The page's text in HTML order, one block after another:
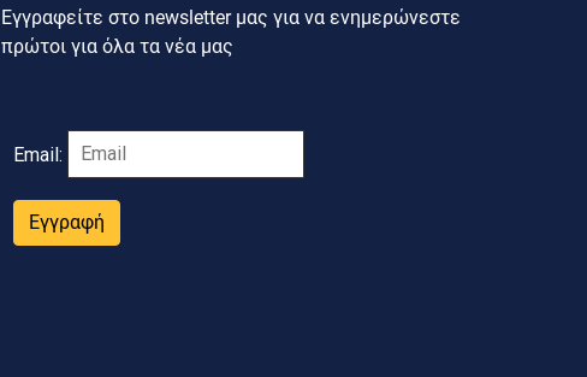
Εγγραφείτε στο newsletter μας για να ενημερώνεστε
πρώτοι για όλα τα νέα μας
Email:
Εγγραφή